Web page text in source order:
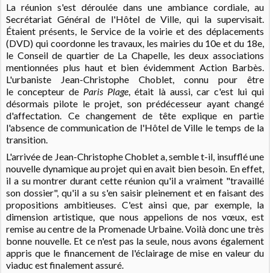
La réunion s'est déroulée dans une ambiance cordiale, au
Secrétariat Général de l'Hôtel de Ville, qui la supervisait.
Étaient présents, le Service de la voirie et des déplacements
(DVD) qui coordonne les travaux, les mairies du 10e et du 18e,
le Conseil de quartier de La Chapelle, les deux associations
mentionnées plus haut et bien évidemment Action Barbès.
L'urbaniste Jean-Christophe Choblet, connu pour être
le concepteur de Paris Plage , était là aussi, car c'est lui qui
désormais pilote le projet, son prédécesseur ayant changé
d'affectation. Ce changement de tête explique en partie
l'absence de communication de l'Hôtel de Ville le temps de la
transition.
L'arrivée de Jean-Christophe Choblet a, semble t-il, insufflé une
nouvelle dynamique au projet qui en avait bien besoin. En effet,
il a su montrer durant cette réunion qu'il a vraiment "travaillé
son dossier", qu'il a su s'en saisir pleinement et en faisant des
propositions ambitieuses. C'est ainsi que, par exemple, la
dimension artistique, que nous appelions de nos vœux, est
remise au centre de la Promenade Urbaine. Voilà donc une très
bonne nouvelle. Et ce n'est pas la seule, nous avons également
appris que le financement de l'éclairage de mise en valeur du
viaduc est finalement assuré.